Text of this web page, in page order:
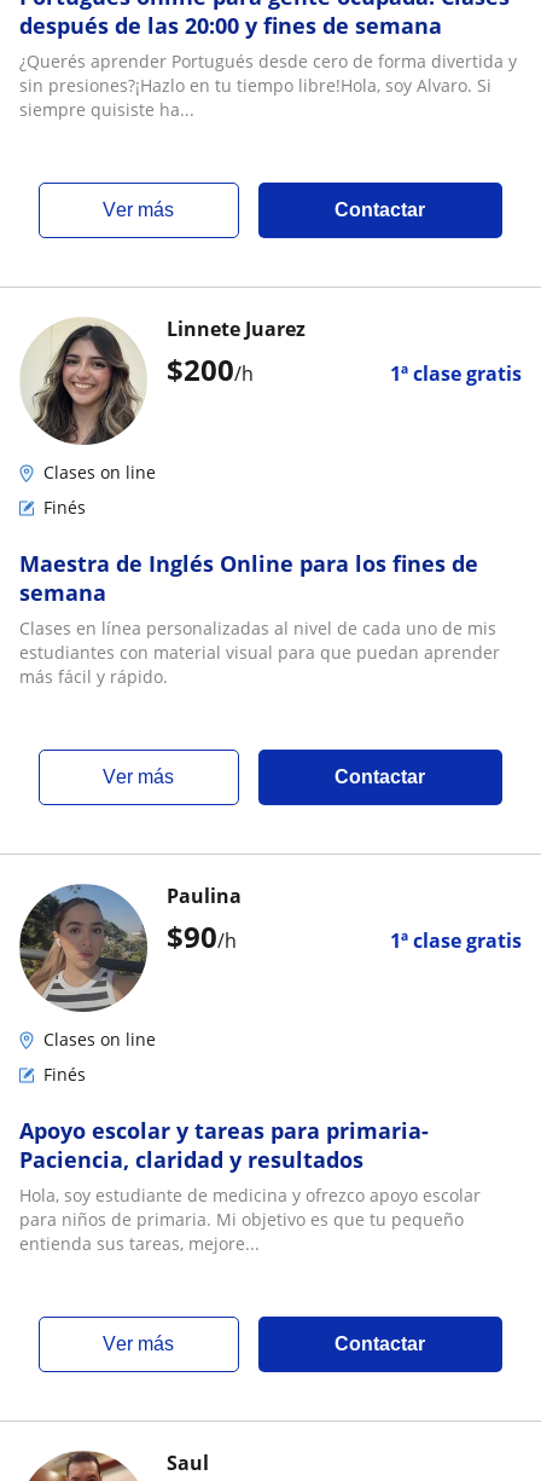
después de las 20:00 y fines de semana
¿Querés aprender Portugués desde cero de forma divertida y
sin presiones?¡Hazlo en tu tiempo libre!Hola, soy Alvaro. Si
siempre quisiste ha...
ver más Contactar
$200/h 1ª clase gratis
Linnete Juarez
Clases on line
Finés
Maestra de Inglés Online para los fines de
semana
Clases en línea personalizadas al nivel de cada uno de mis
estudiantes con material visual para que puedan aprender
más fácil y rápido.
ver más Contactar
$90/h 1ª clase gratis
Paulina
Clases on line
Finés
Apoyo escolar y tareas para primaria-
Paciencia, claridad y resultados
Hola, soy estudiante de medicina y ofrezco apoyo escolar
para niños de primaria. Mi objetivo es que tu pequeño
entienda sus tareas, mejore...
ver más Contactar
Saul